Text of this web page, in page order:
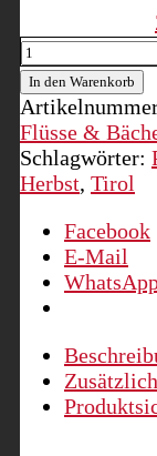
Rißbach,
Im
Karwendel,
Tirol
Menge
In den Warenkorb
Flüsse &
Schlagwörter:
Herbst, Tirol
Facebook
E-Mail